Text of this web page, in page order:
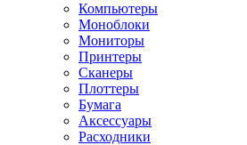
Компьютеры
Моноблоки
Мониторы
Принтеры
Сканеры
Плоттеры
Бумага
Аксессуары
Расходники